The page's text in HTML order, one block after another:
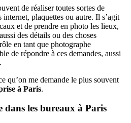
de réaliser toutes sortes de
plaquettes ou autre. Il s’agit
et de prendre en photo les lieux,
des détails ou des choses
en tant que photographe
de répondre à ces demandes, aussi
qu’on me demande le plus souvent
à Paris.
dans les bureaux à Paris